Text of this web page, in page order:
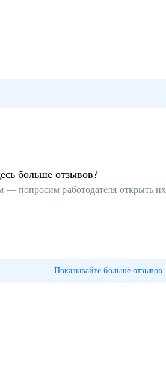
больше отзывов?
— попросим работодателя открыть их
Показывайте больше отзывов